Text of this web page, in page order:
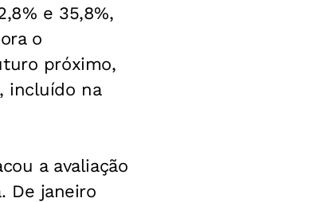
e 35,8%,
o
próximo,
incluído na
a avaliação
De janeiro